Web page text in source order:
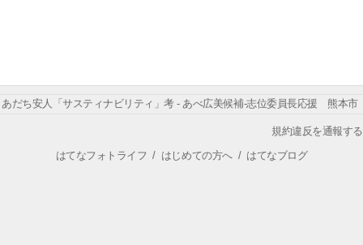
あだち安人「サスティナビリティ」考 - あべ広美候補-志位委員長応援 熊本市
規約違反を通報する
はてなフォトライフ / はじめての方へ/ はてなブログ